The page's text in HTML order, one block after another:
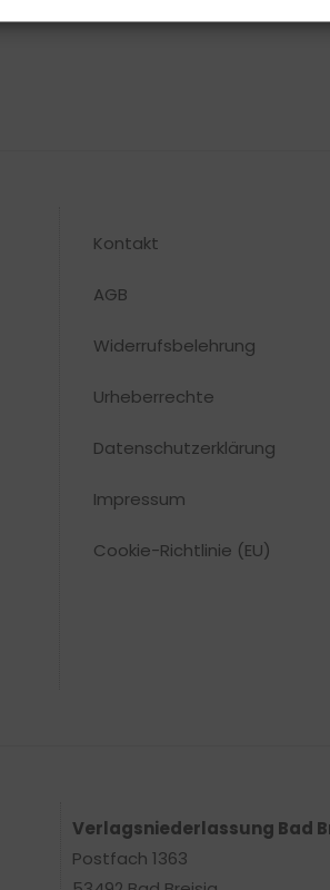
Kontakt
AGB
Widerrufsbelehrung
Urheberrechte​
Datenschutzerklärung
Impressum
Cookie-Richtlinie (EU)
Verlagsniederlassung Bad
Postfach 1363